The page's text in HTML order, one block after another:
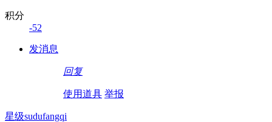
积分
-52
发消息
回复
使用道具 举报
星级sudufangqi